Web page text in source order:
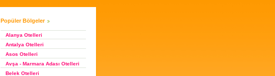
Popüler Bölgeler
Alanya Otelleri
Antalya Otelleri
Asos Otelleri
Avşa - Marmara Adası Otelleri
Belek Otelleri